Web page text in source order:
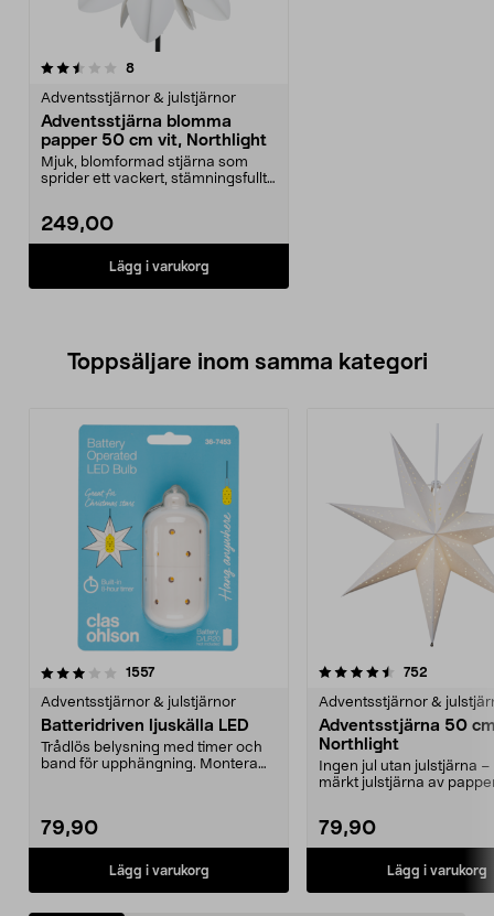
8recensioner
Adventsstjärnor & julstjärnor
Adventsstjärna blomma
papper 50 cm vit, Northlight
Mjuk, blomformad stjärna som
sprider ett vackert, stämningsfullt
249,00
Lägg i varukorg
Toppsäljare inom samma kategori
1557recensioner
Adventsstjärnor & julstjärnor
Batteridriven ljuskälla LED
Trådlös belysning med timer och
band för upphängning. Montera
79,90
Lägg i varukorg
4.5 av 5 stjärnor 752
Adventsstjärnor &
Adventsstjärna 50
Northlight
Ingen jul utan julstjärna
märkt julstjärna av
79,90
Lägg i varukorg
4.5 av 5 stjärnor